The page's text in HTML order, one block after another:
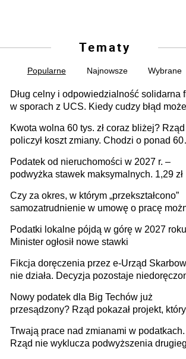
Tematy
Popularne Najnowsze Wybrane
Dług celny i odpowiedzialność solidarna
w sporach z UCS. Kiedy cudzy błąd może
Kwota wolna 60 tys. zł coraz bliżej? Rząd
policzył koszt zmiany. Chodzi o ponad 60
Podatek od nieruchomości w 2027 r. –
podwyżka stawek maksymalnych. 1,29 zł
budynków i lokali związanych z
prowadzeniem działalności gospodarczej
Czy za okres, w którym „przekształcono”
samozatrudnienie w umowę o pracę
umowy cywilnoprawnej jedynym
racjonalnym wyjściem
Podatki lokalne pójdą w górę w 2027
Minister ogłosił nowe stawki
Fikcja doręczenia przez e-Urząd
nie działa. Decyzja pozostaje
Nowy podatek dla Big Techów już
przesądzony? Rząd pokazał projekt, który
Trwają prace nad zmianami w podatkach.
Rząd nie wyklucza podwyższenia